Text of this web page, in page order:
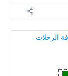
خصم 10% على كافة الرحلات